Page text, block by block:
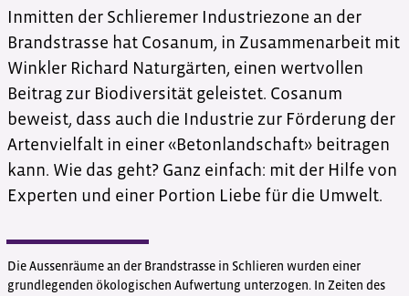
Inmitten der Schlieremer Industriezone an der
Brandstrasse hat Cosanum, in Zusammenarbeit mit
Winkler Richard Naturgärten, einen wertvollen
Beitrag zur Biodiversität geleistet. Cosanum
beweist, dass auch die Industrie zur Förderung der
Artenvielfalt in einer «Betonlandschaft» beitragen
kann. Wie das geht? Ganz einfach: mit der Hilfe von
Experten und einer Portion Liebe für die Umwelt.
Die Aussenräume an der Brandstrasse in Schlieren wurden einer
grundlegenden ökologischen Aufwertung unterzogen. In Zeiten des